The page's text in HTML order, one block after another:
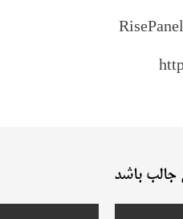
جالب باشد